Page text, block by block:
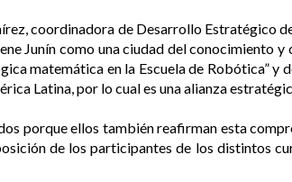
coordinadora de Desarrollo Estratégico
Junín como una ciudad del conocimiento
matemática en la Escuela de Robótica” y
Latina, por lo cual es una alianza
porque ellos también reafirman esta
de los participantes de los distintos